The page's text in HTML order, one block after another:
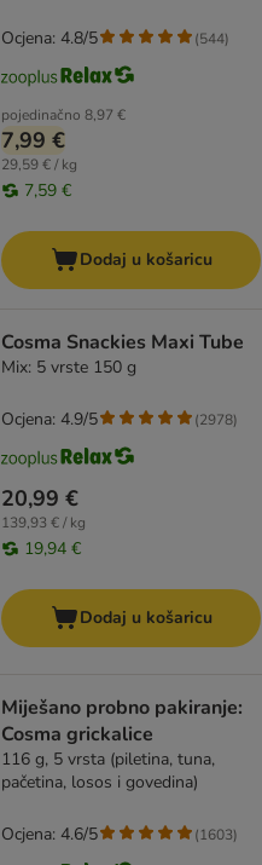
pojedinačno 8,97 €
7,99 €
29,59 € / kg
7,59 €
Ocjena: 4.8/5 (544)
Dodaj u košaricu
Cosma Snackies Maxi Tube
Mix: 5 vrste 150 g
20,99 €
139,93 € / kg
19,94 €
Ocjena: 4.9/5 (2978)
Dodaj u košaricu
Miješano probno pakiranje:
Cosma grickalice
116 g, 5 vrsta (piletina, tuna,
pačetina, losos i govedina)
Ocjena: 4.6/5 (1603)